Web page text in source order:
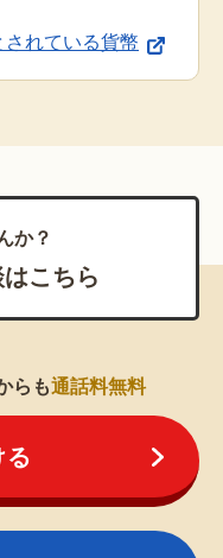
れている貨幣
か？
こちら
らも通話料無料